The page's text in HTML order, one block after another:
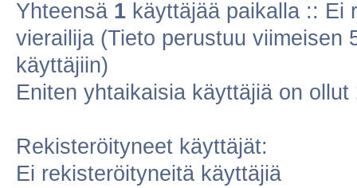
Yhteensä 1 käyttäjää paikalla :: Ei
vierailija (Tieto perustuu viimeisen
käyttäjiin)
Eniten yhtaikaisia käyttäjiä on ollut
Rekisteröityneet käyttäjät:
Ei rekisteröityneitä käyttäjiä